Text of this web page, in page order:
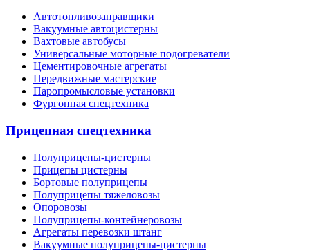
Автотопливозаправщики
Вакуумные автоцистерны
Вахтовые автобусы
Универсальные моторные подогреватели
Цементировочные агрегаты
Передвижные мастерские
Паропромысловые установки
Фургонная спецтехника
Прицепная спецтехника
Полуприцепы-цистерны
Прицепы цистерны
Бортовые полуприцепы
Полуприцепы тяжеловозы
Опоровозы
Полуприцепы-контейнеровозы
Агрегаты перевозки штанг
Вакуумные полуприцепы-цистерны